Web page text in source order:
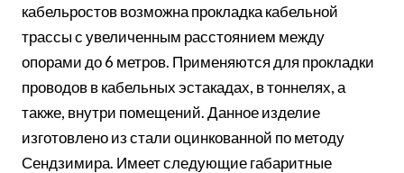
кабельростов возможна прокладка кабельной
трассы с увеличенным расстоянием между
опорами до 6 метров. Применяются для прокладки
проводов в кабельных эстакадах, в тоннелях, а
также, внутри помещений. Данное изделие
изготовлено из стали оцинкованной по методу
Сендзимира. Имеет следующие габаритные